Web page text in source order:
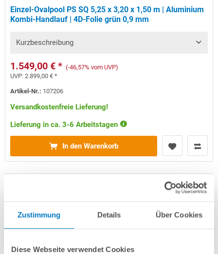
Zustimmung Details Über Cookies
Diese Webseite verwendet Cookies
Einzel-Ovalpool PS SQ 5,25 x 3,20 x 1,50 m | Aluminium
Kombi-Handlauf | 4D-Folie grün 0,9 mm
Kurzbeschreibung
1.549,00 € * (-46,57% vom UVP)
UVP:2.899,00 € *
Artikel-Nr.: 107206
Versandkostenfreie Lieferung!
Lieferung in ca. 3-6 Arbeitstagen
In den Warenkorb